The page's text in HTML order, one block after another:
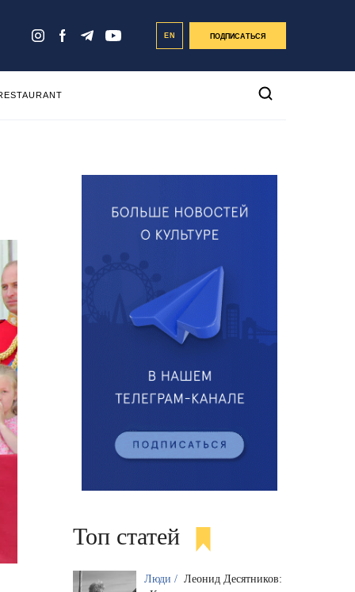
EN ПОДПИСАТЬСЯ
Топ статей
Люди / Леонид Десятников: